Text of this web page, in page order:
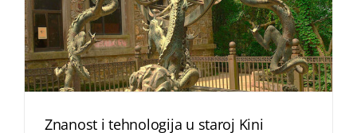
Znanost i tehnologija u staroj Kini